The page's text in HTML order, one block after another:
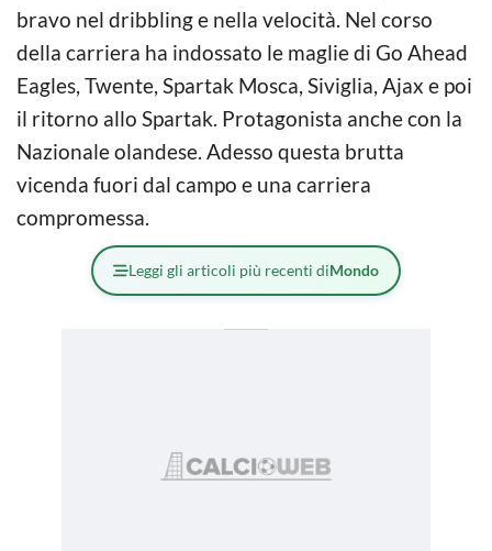
bravo nel dribbling e nella velocità. Nel corso
della carriera ha indossato le maglie di Go Ahead
Eagles, Twente, Spartak Mosca, Siviglia, Ajax e poi
il ritorno allo Spartak. Protagonista anche con la
Nazionale olandese. Adesso questa brutta
vicenda fuori dal campo e una carriera
compromessa.
Leggi gli articoli più recenti diMondo